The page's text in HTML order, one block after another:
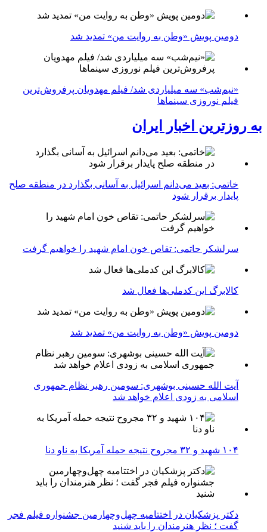
دومین پویش «وطن به روایت من» تمدید شد
«نیم‌شب» سه میلیاردی شد/ فیلم مهدویان پرفروش‌ترین
فیلم نوروزی سینماها
به روزترین اخبار ایران
خاتمی: بعید می‌دانم اسرائیل به آسانی بگذارد در منطقه صلح
پایدار برقرار شود
سرلشکر حاتمی: تقاص خون امام شهید را خواهیم گرفت
کالابرگ این کدملی‌ها فعال شد
دومین پویش «وطن به روایت من» تمدید شد
آیت الله حسینی بوشهری: سومین رهبر نظام جمهوری
اسلامی به زودی اعلام خواهد شد
۱۰۴ شهید و ۳۲ مجروح نتیجه حمله آمریکا به ناو دنا
دکتر پزشکیان در اختتامیه چهل‌وچهارمین جشنواره فیلم فجر
گفت ؛ نظر هنرمندان را باید شنید